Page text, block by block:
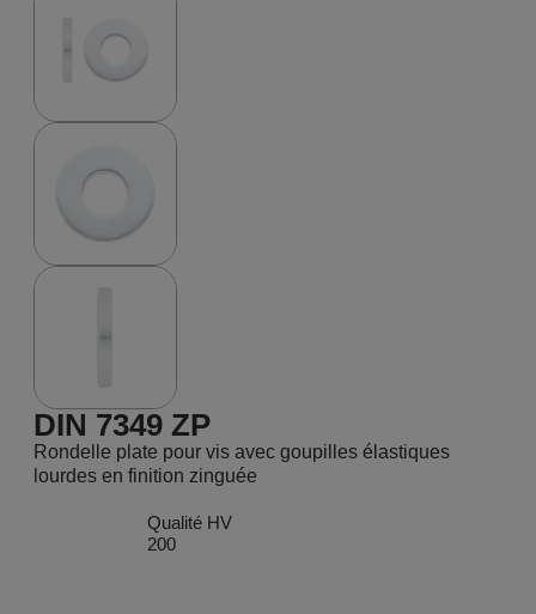
DIN 7349 ZP
Rondelle plate pour vis avec goupilles élastiques
lourdes en finition zinguée
Qualité HV
200